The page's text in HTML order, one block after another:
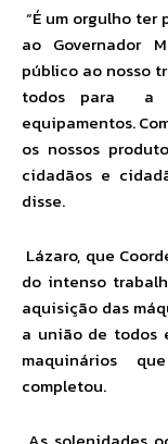
“É um orgulho
ao Governador
público ao nosso
todos para a
equipamentos.
os nossos
cidadãos e
disse.
Lázaro, que
do intenso
aquisição das
a união de todos
maquinários
completou.